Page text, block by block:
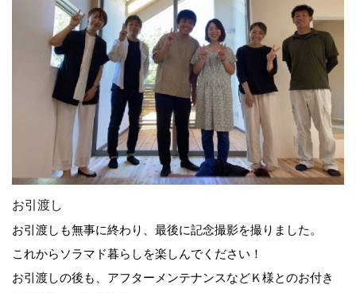
お引渡し
お引渡しも無事に終わり、最後に記念撮影を撮りました。
これからソラマド暮らしを楽しんでください！
お引渡しの後も、アフターメンテナンスなどＫ様とのお付き